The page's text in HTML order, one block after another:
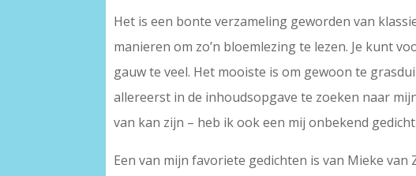
Het is een bonte verzameling geworden van
manieren om zo’n bloemlezing te lezen. Je kunt
gauw te veel. Het mooiste is om gewoon te
allereerst in de inhoudsopgave te zoeken naar
van kan zijn – heb ik ook een mij onbekend
Een van mijn favoriete gedichten is van Mieke